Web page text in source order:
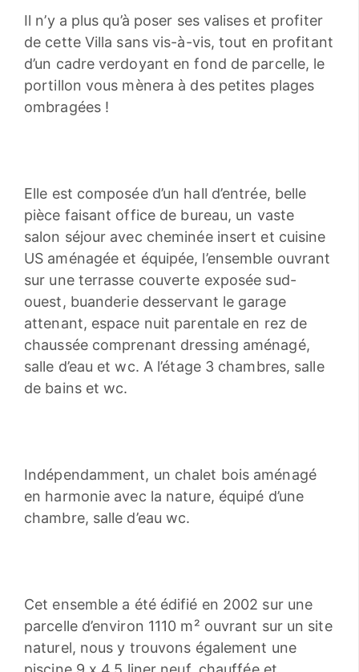
Il n’y a plus qu’à poser ses valises et profiter
de cette Villa sans vis-à-vis, tout en profitant
d’un cadre verdoyant en fond de parcelle, le
portillon vous mènera à des petites plages
ombragées !
Elle est composée d’un hall d’entrée, belle
pièce faisant office de bureau, un vaste
salon séjour avec cheminée insert et cuisine
US aménagée et équipée, l’ensemble ouvrant
sur une terrasse couverte exposée sud-
ouest, buanderie desservant le garage
attenant, espace nuit parentale en rez de
chaussée comprenant dressing aménagé,
salle d’eau et wc. A l’étage 3 chambres, salle
de bains et wc.
Indépendamment, un chalet bois aménagé
en harmonie avec la nature, équipé d’une
chambre, salle d’eau wc.
Cet ensemble a été édifié en 2002 sur une
parcelle d’environ 1110 m² ouvrant sur un site
naturel, nous y trouvons également une